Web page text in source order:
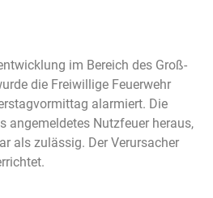
im Bereich des Groß-
die Freiwillige Feuerwehr
alarmiert. Die
angemeldetes Nutzfeuer heraus,
als zulässig. Der Verursacher